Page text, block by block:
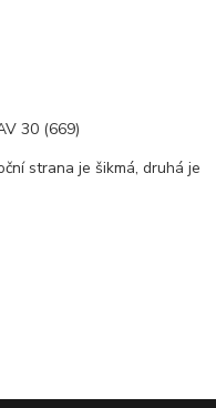
30 (669)
strana je šikmá, druhá je